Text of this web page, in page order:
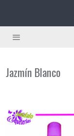
Jazmín Blanco